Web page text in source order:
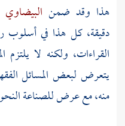
هذا وقد ضمن البيضاوي
دقيقة، كل هذا في أسلوب
القراءات، ولكنه لا يلتزم
يتعرض لبعض المسائل
منه، مع عرض للصناعة